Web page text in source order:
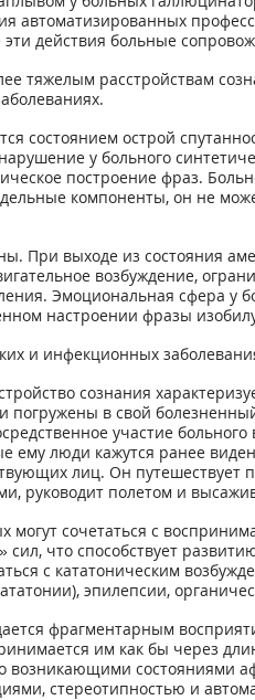
автоматизированных
действия больные
тяжелым расстройствам
состоянием острой
у больного
построение фраз.
компоненты, он не
При выходе из состояния
возбуждение,
Эмоциональная сфера у
настроении фразы
и инфекционных
сознания
в свой
участие
ему люди кажутся ранее
лиц. Он путешествует
полетом и
сочетаться с
сил, что способствует
с кататоническим
эпилепсии,
фрагментарным
им как бы через
возникающими состояниями
стереотипностью и